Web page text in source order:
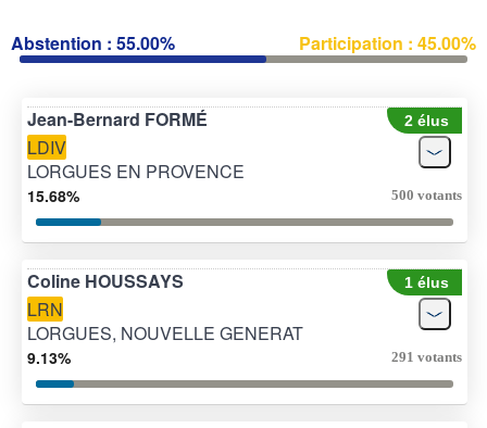
Abstention : 55.00% Participation : 45.00%
Jean-Bernard FORMÉ 2 élus
LDIV
LORGUES EN PROVENCE
15.68% 500 votants
Coline HOUSSAYS 1 élus
LRN
LORGUES, NOUVELLE GENERAT
9.13% 291 votants